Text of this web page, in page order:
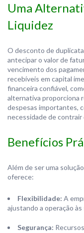
Uma
Liquidez
O desconto de
antecipar o valor de
vencimento dos
recebíveis em capital
financeira confiável,
alternativa proporciona
despesas importantes,
necessidade de contrair
Benefícios
Além de ser uma
oferece:
Flexibilidade: A
ajustando a operação
Segurança: